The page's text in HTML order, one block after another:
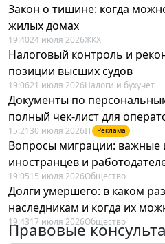
Закон о тишине: когда
жилых домах
19:4024 июля 2026ЖКХ
Налоговый контроль и
позиции высших судов
19:0621 июля 2026Налоги и бухучет
Документы по
полный чек-лист для
15:21 30 июля 2026IT Реклама
Вопросы миграции: важные
иностранцев и
19:0515 июля 2026Общество
Долги умершего: в каком
наследникам и когда их
19:4317 июля 2026Общество
Правовые